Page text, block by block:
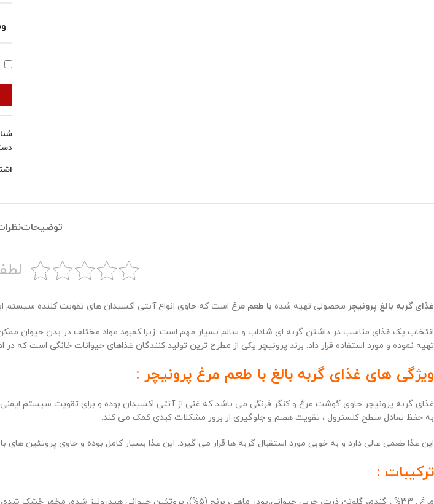
توضیحات
غذای گربه بالغ پرونیچر محصولی تهیه شده با طعم مرغ است که حاوی انواع آنتی اکسیدان های تقویت کننده سیستم
انتخاب یک غذای مناسب در داشتن گربه ای شاداب و سالم بسیار مهم است. زیرا کمبود مواد مختلف در بدن حیوان ممکن
تهیه نموده و مورد استفاده قرار داد. برند پرونیچر یکی از مطرح ترین تولید کنندگان غذاهای حیوانات خانگی است که
ویژگی های غذای گربه بالغ با طعم مرغ پرونیچر :
غذای گربه پرونیچر حاوی گوشت مرغ و کنگر فرنگی می باشد که غنی از آنتی اکسیدان بوده و برای تقویت سیستم
به حفظ تعادل سطح کلسترول ، تقویت هضم و جلوگیری از بروز مشکلات کبدی کمک می کند.
این غذا طعمی عالی دارد و به خوبی مورد استقبال گربه ها قرار می گیرد. این غذا بسیار کامل بوده و حاوی پروتئین
ترکیبات :